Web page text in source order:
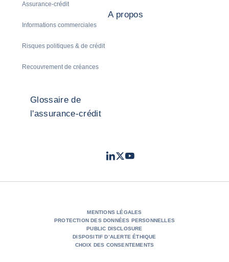
Assurance-crédit
Informations commerciales
Risques politiques & de crédit
Recouvrement de créances
A propos
Glossaire de
l'assurance-crédit
LinkedIn
TwitterYoutube
MENTIONS LÉGALES
PROTECTION DES DONNÉES PERSONNELLES
PUBLIC DISCLOSURE
DISPOSITIF D’ALERTE ÉTHIQUE
CHOIX DES CONSENTEMENTS